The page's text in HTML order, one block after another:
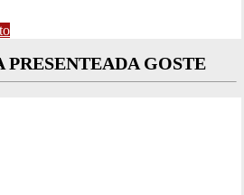
PRESENTEADA GOSTE